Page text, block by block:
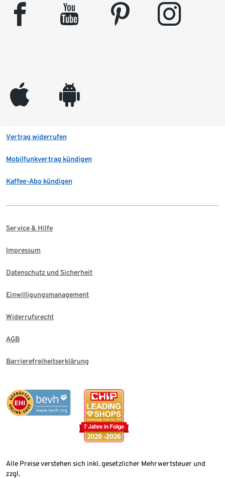
facebook youtube pinterest instagram
appleinc android
Vertrag widerrufen
Mobilfunkvertrag kündigen
Kaffee-Abo kündigen
Service & Hilfe
Impressum
Datenschutz und Sicherheit
Einwilligungsmanagement
Widerrufsrecht
AGB
Barrierefreiheitserklärung
Alle Preise verstehen sich inkl. gesetzlicher Mehrwertsteuer und
zzgl.